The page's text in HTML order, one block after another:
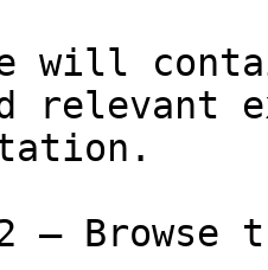
will
relevant
— Browse